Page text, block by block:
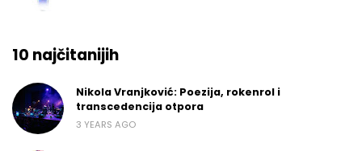
10 najčitanijih
Nikola Vranjković: Poezija, rokenrol i
transcedencija otpora
3 YEARS AGO